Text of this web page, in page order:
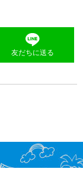
友だちに送る